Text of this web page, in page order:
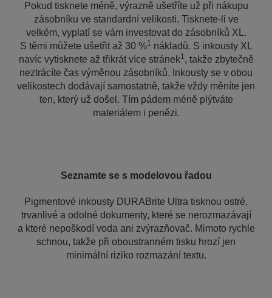
Pokud tisknete méně, výrazně ušetříte už při nákupu
zásobníku ve standardní velikosti. Tisknete-li ve
velkém, vyplatí se vám investovat do zásobníků XL.
S těmi můžete ušetřit až 30 %1 nákladů. S inkousty XL
navíc vytisknete až třikrát více stránek1, takže zbytečně
neztrácíte čas výměnou zásobníků. Inkousty se v obou
velikostech dodávají samostatně, takže vždy měníte jen
ten, který už došel. Tím pádem méně plýtváte
materiálem i penězi.
Seznamte se s modelovou řadou
Pigmentové inkousty DURABrite Ultra tisknou ostré,
trvanlivé a odolné dokumenty, které se nerozmazávají
a které nepoškodí voda ani zvýrazňovač. Mimoto rychle
schnou, takže při oboustranném tisku hrozí jen
minimální riziko rozmazání textu.